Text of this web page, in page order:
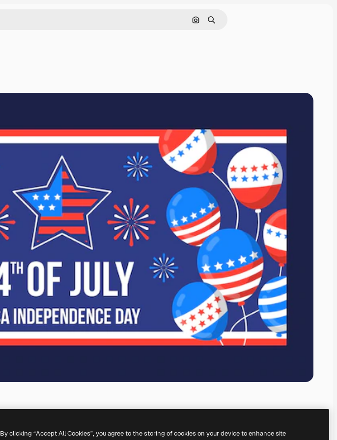
Cerca per immagine
Ricerca
By clicking “Accept All Cookies”, you agree to the storing of cookies on your device to enhance site